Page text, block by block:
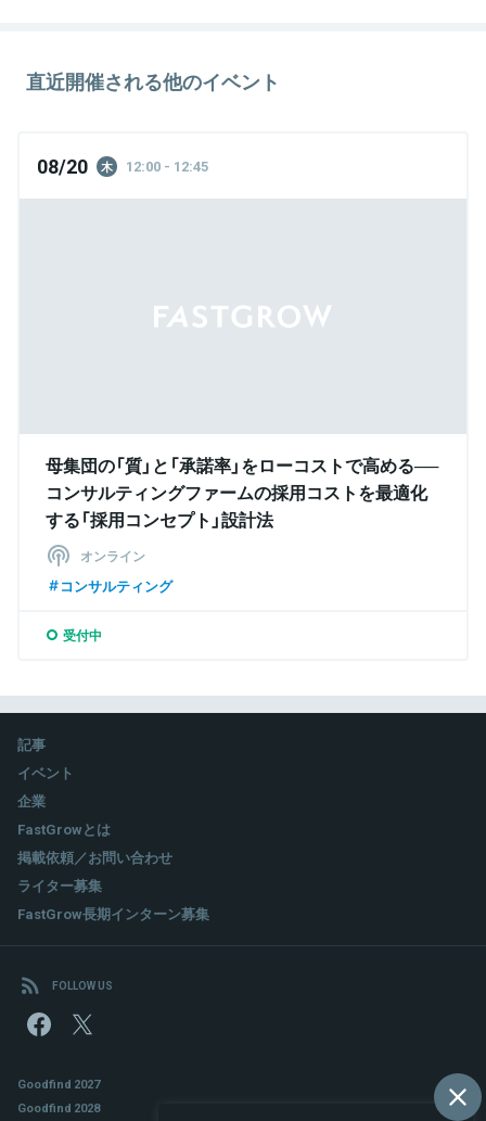
直近開催される他のイベント
08/20 木 12:00 - 12:45
母集団の「質」と「承諾率」をローコストで高める──
コンサルティングファームの採用コストを最適化
する「採用コンセプト」設計法
オンライン
コンサルティング
受付中
記事
イベント
企業
FastGrowとは
掲載依頼／お問い合わせ
ライター募集
FastGrow長期インターン募集
FOLLOW US
Goodfind 2027
Goodfind 2028